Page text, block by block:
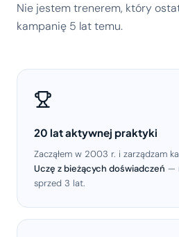
Nie jestem trenerem, który
kampanię 5 lat temu.
20 lat aktywnej praktyki
Zacząłem w 2003 r. i zarządzam
Uczę z bieżących doświadczeń —
sprzed 3 lat.